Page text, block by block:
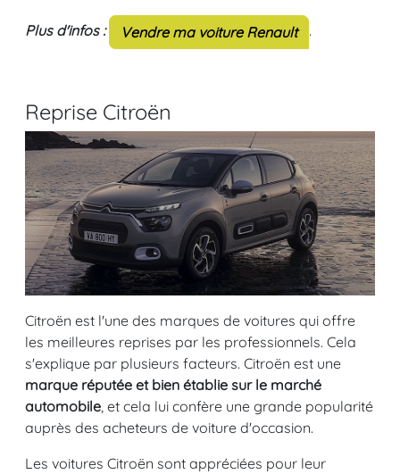
Plus d'infos : Vendre ma voiture Renault .
Reprise Citroën
Citroën est l'une des marques de voitures qui offre
les meilleures reprises par les professionnels. Cela
s'explique par plusieurs facteurs. Citroën est une
marque réputée et bien établie sur le marché
automobile, et cela lui confère une grande popularité
auprès des acheteurs de voiture d'occasion.
Les voitures Citroën sont appréciées pour leur